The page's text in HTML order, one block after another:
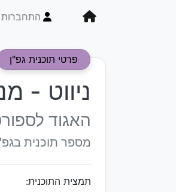
התחברות
פרטי תוכנית גפ"ן
ניווט -
האגוד
מספר תוכנית בגפ"ן:
תמצית התוכנית: